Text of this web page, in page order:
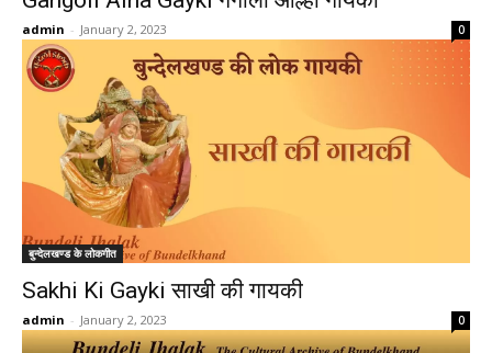
admin - January 2, 2023 0
बुन्देलखण्ड के लोकगीत
Sakhi Ki Gayki साखी की गायकी
admin - January 2, 2023 0